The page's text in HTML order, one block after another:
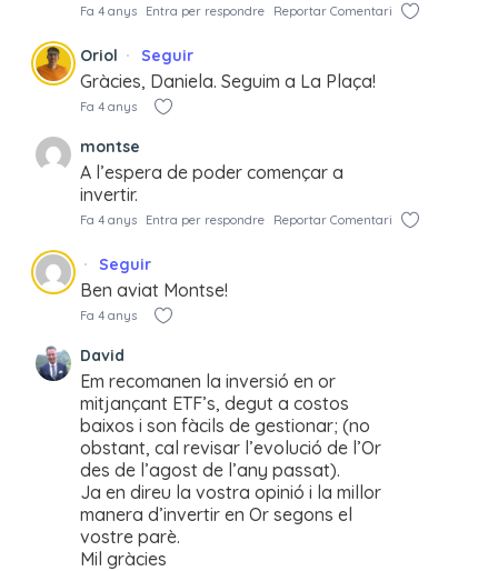
Fa 4 anys Entra per respondre Reportar Comentari
Oriol Seguir
Gràcies, Daniela. Seguim a La Plaça!
Fa 4 anys
montse
A l’espera de poder començar a
invertir.
Fa 4 anys Entra per respondre Reportar Comentari
Seguir
Ben aviat Montse!
Fa 4 anys
David
Em recomanen la inversió en or
mitjançant ETF’s, degut a costos
baixos i son fàcils de gestionar; (no
obstant, cal revisar l’evolució de l’Or
des de l’agost de l’any passat).
Ja en direu la vostra opinió i la millor
manera d’invertir en Or segons el
vostre parè.
Mil gràcies